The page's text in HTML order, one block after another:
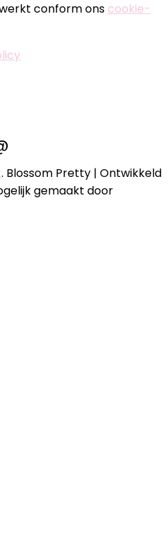
conform ons cookie-
. Blossom Pretty | Ontwikkeld
gemaakt door